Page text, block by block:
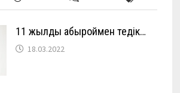
11 жылды абыроймен өтедік…
18.03.2022